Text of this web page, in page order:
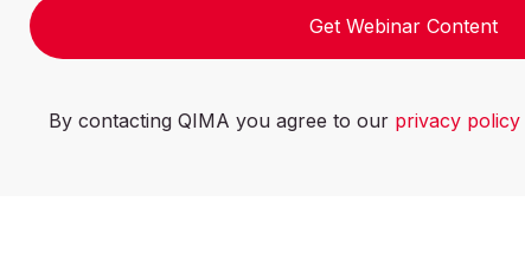
Get Webinar Content
By contacting QIMA you agree to our privacy policy